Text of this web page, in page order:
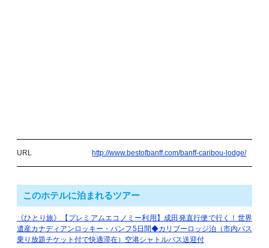
URL http://www.bestofbanff.com/banff-caribou-lodge/
このホテルに泊まれるツアー
《ひとり旅》【プレミアムエコノミー利用】成田発直行便で行く！世界
遺産カナディアンロッキー・バンフ5日間◆カリブーロッジ泊（市内バス
乗り放題チケット付で快適滞在）空港シャトルバス送迎付